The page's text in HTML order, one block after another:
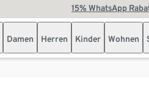
15% WhatsApp
Damen Herren Kinder Wohnen